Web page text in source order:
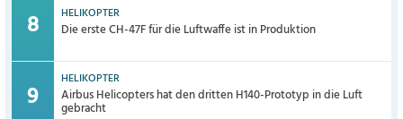
HELIKOPTER
Die erste CH-47F für die Luftwaffe ist in Produktion
HELIKOPTER
Airbus Helicopters hat den dritten H140-Prototyp in die Luft
gebracht